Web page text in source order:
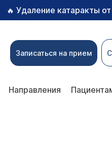
🔥 Удаление катаракты
Записаться на прием
Направления